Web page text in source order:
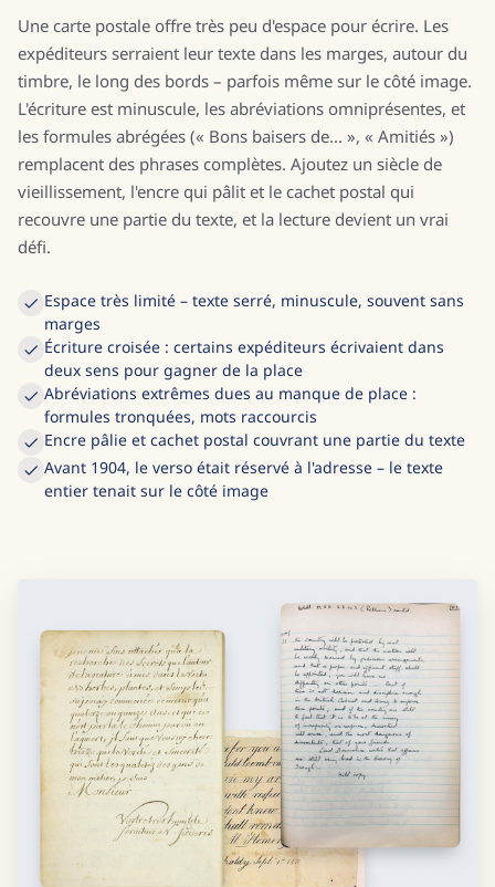
Une carte postale offre très peu d'espace pour écrire. Les
expéditeurs serraient leur texte dans les marges, autour du
timbre, le long des bords – parfois même sur le côté image.
L'écriture est minuscule, les abréviations omniprésentes, et
les formules abrégées (« Bons baisers de... », « Amitiés »)
remplacent des phrases complètes. Ajoutez un siècle de
vieillissement, l'encre qui pâlit et le cachet postal qui
recouvre une partie du texte, et la lecture devient un vrai
défi.
Espace très limité – texte serré, minuscule, souvent sans
marges
Écriture croisée : certains expéditeurs écrivaient dans
deux sens pour gagner de la place
Abréviations extrêmes dues au manque de place :
formules tronquées, mots raccourcis
Encre pâlie et cachet postal couvrant une partie du texte
Avant 1904, le verso était réservé à l'adresse – le texte
entier tenait sur le côté image